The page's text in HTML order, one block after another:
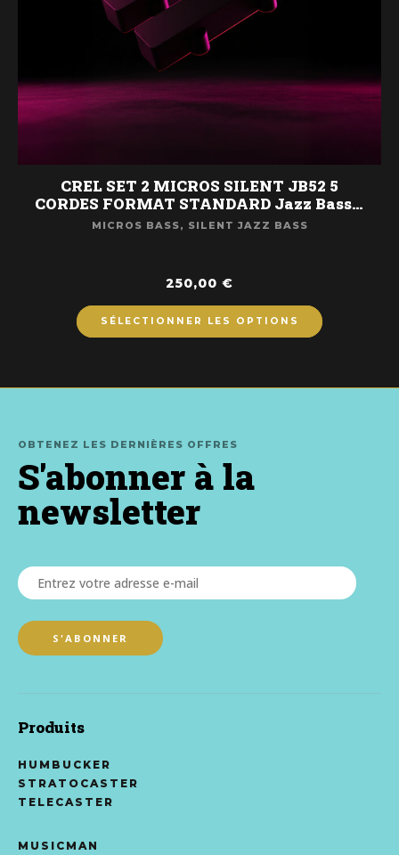
CREL SET 2 MICROS SILENT JB52 5
CORDES FORMAT STANDARD Jazz Bass®
Caches Court 94/40mm
MICROS BASS, SILENT JAZZ BASS
250,00 €
SÉLECTIONNER LES OPTIONS
OBTENEZ LES DERNIÈRES OFFRES
S'abonner à la
newsletter
Produits
HUMBUCKER
STRATOCASTER
TELECASTER
MUSICMAN